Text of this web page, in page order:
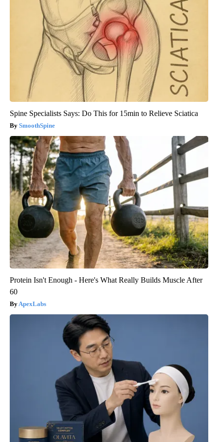
Spine Specialists Says: Do This for 15min to Relieve Sciatica
SmoothSpine
Protein Isn't Enough - Here's What Really Builds Muscle After
60
ApexLabs